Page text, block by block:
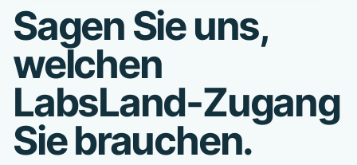
Sagen Sie uns,
welchen
LabsLand-Zugang
Sie brauchen.